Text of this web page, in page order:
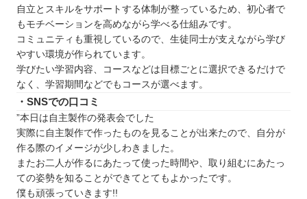
自立とスキルをサポートする体制が整っているため、初心者で
もモチベーションを高めながら学べる仕組みです。
コミュニティも重視しているので、生徒同士が支えながら学び
やすい環境が作られています。
学びたい学習内容、コースなどは目標ごとに選択できるだけで
なく、学習期間などでもコースが選べます。
・SNSでの口コミ
”本日は自主製作の発表会でした
実際に自主製作で作ったものを見ることが出来たので、自分が
作る際のイメージが少しわきました。
またお二人が作るにあたって使った時間や、取り組むにあたっ
ての姿勢を知ることができてとてもよかったです。
僕も頑張っていきます!!